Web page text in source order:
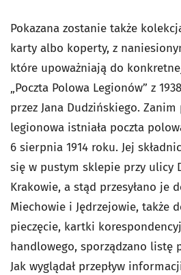
Pokazana zostanie także
karty albo koperty, z
które upoważniają do
„Poczta Polowa Legionów” z
przez Jana Dudzińskiego. Zanim
legionowa istniała poczta
6 sierpnia 1914 roku. Jej
się w pustym sklepie przy ulicy
Krakowie, a stąd przesyłano je
Miechowie i Jędrzejowie, także
pieczęcie, kartki
handlowego, sporządzano listę
Jak wyglądał przepływ